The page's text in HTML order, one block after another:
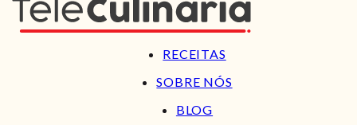
RECEITAS
SOBRE NÓS
BLOG